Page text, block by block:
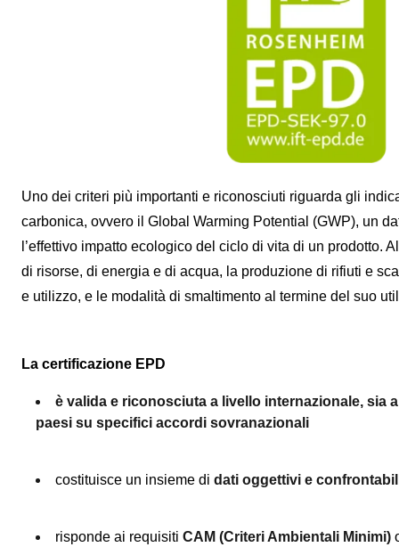
Uno dei criteri più importanti e riconosciuti riguarda gli
carbonica, ovvero il Global Warming Potential (GWP), un
l’effettivo impatto ecologico del ciclo di vita di un prodotto.
di risorse, di energia e di acqua, la produzione di rifiuti e
e utilizzo, e le modalità di smaltimento al termine del suo
La certificazione EPD
è valida e riconosciuta a livello internazionale, sia
paesi su specifici accordi sovranazionali
costituisce un insieme di dati oggettivi e
risponde ai requisiti CAM (Criteri Ambientali Minimi)